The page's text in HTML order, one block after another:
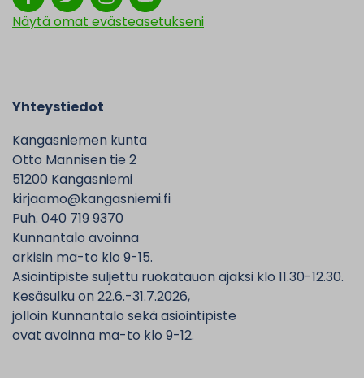
Näytä omat evästeasetukseni
Yhteystiedot
Kangasniemen kunta
Otto Mannisen tie 2
51200 Kangasniemi
kirjaamo@kangasniemi.fi
Puh. 040 719 9370
Kunnantalo avoinna
arkisin ma-to klo 9-15.
Asiointipiste suljettu ruokatauon ajaksi klo 11.30-12.30.
Kesäsulku on 22.6.-31.7.2026,
jolloin Kunnantalo sekä asiointipiste
ovat avoinna ma-to klo 9-12.